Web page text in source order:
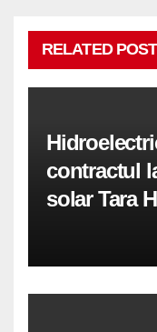
RELATED POST
contractul
solar Tara